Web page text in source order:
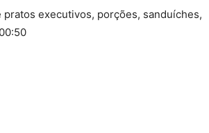
executivos, porções, sanduíches,